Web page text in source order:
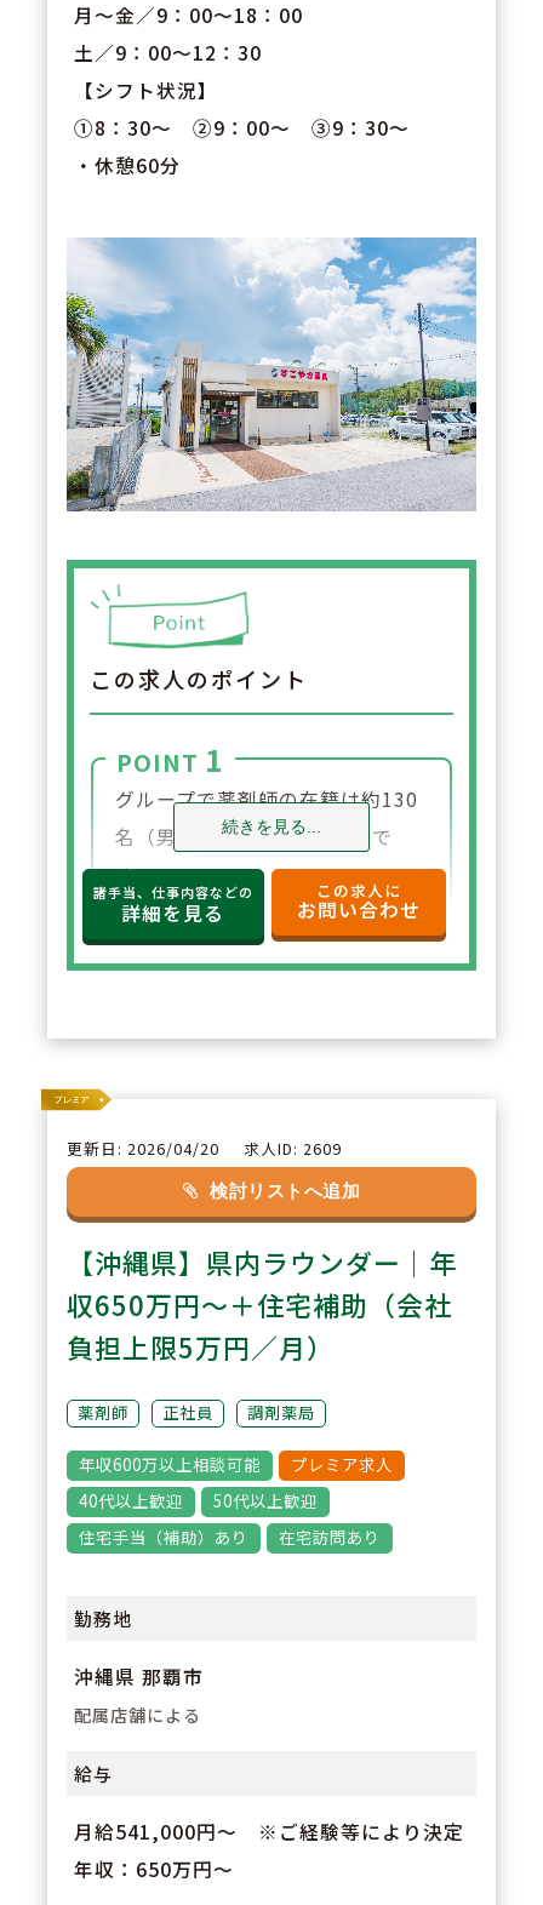
月～金／9：00～18：00
土／9：00～12：30
【シフト状況】
①8：30～ ②9：00～ ③9：30～
・休憩60分
この求人のポイント
POINT 1
グループで薬剤師の在籍は約130
名（男女比2:3）ほど在籍中で
す。
エリア長は8名在籍しており、本
部勤務薬剤師は3名在籍（エリア
沖縄県最大手調剤薬局です。「沖
縄初」のサービス提供に積極的に
取り組んでおり、薬局でドリンク
サービスや健康サポート薬をす
る"コンシェルジュ"を配置。事務
スタッフやフロアスタッフを多く
POINT3
年間休日118日♪有給消化率は9
7％以上！時間単位で有給取得が
あり、各店舗に休憩時に横になっ
されております。
続きを見る...
諸手当、仕事内容などの
詳細を見る
この求人に
お問い合わせ
更新日: 2026/04/20 求人ID: 2609
検討リストへ追加
【沖縄県】県内ラウンダー｜年
収650万円～＋住宅補助（会社
負担上限5万円／月）
薬剤師 正社員 調剤薬局
年収600万以上相談可能
プレミア求人
40代以上歓迎
50代以上歓迎
住宅手当（補助）あり
在宅訪問あり
勤務地
沖縄県 那覇市
配属店舗による
給与
月給541,000円～ ※ご経験等により決定
年収：650万円～